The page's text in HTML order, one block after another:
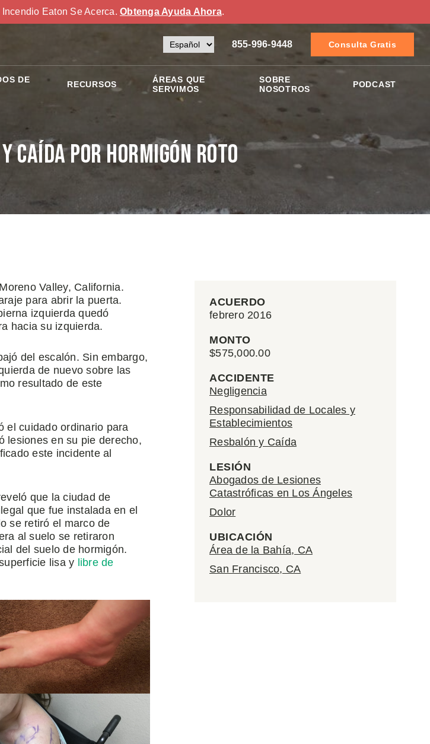
Eaton Se Acerca.Obtenga Ayuda Ahora.
855-996-9448 Consulta Gratis
DE
RECURSOS
ÁREAS QUE
SERVIMOS
SOBRE
NOSOTROS
PODCAST
Caída por Hormigón Roto
Valley, California.
para abrir la puerta.
izquierda quedó
hacia su izquierda.
del escalón. Sin embargo,
de nuevo sobre las
resultado de este
el cuidado ordinario para
lesiones en su pie derecho,
este incidente al
que la ciudad de
que fue instalada en el
se retiró el marco de
al suelo se retiraron
del suelo de hormigón.
lisa y libre de
ACUERDO
febrero 2016
MONTO
$575,000.00
ACCIDENTE
Negligencia
Responsabilidad de Locales y
Establecimientos
Resbalón y Caída
LESIÓN
Abogados de Lesiones
Catastróficas en Los Ángeles
Dolor
UBICACIÓN
Área de la Bahía, CA
San Francisco, CA